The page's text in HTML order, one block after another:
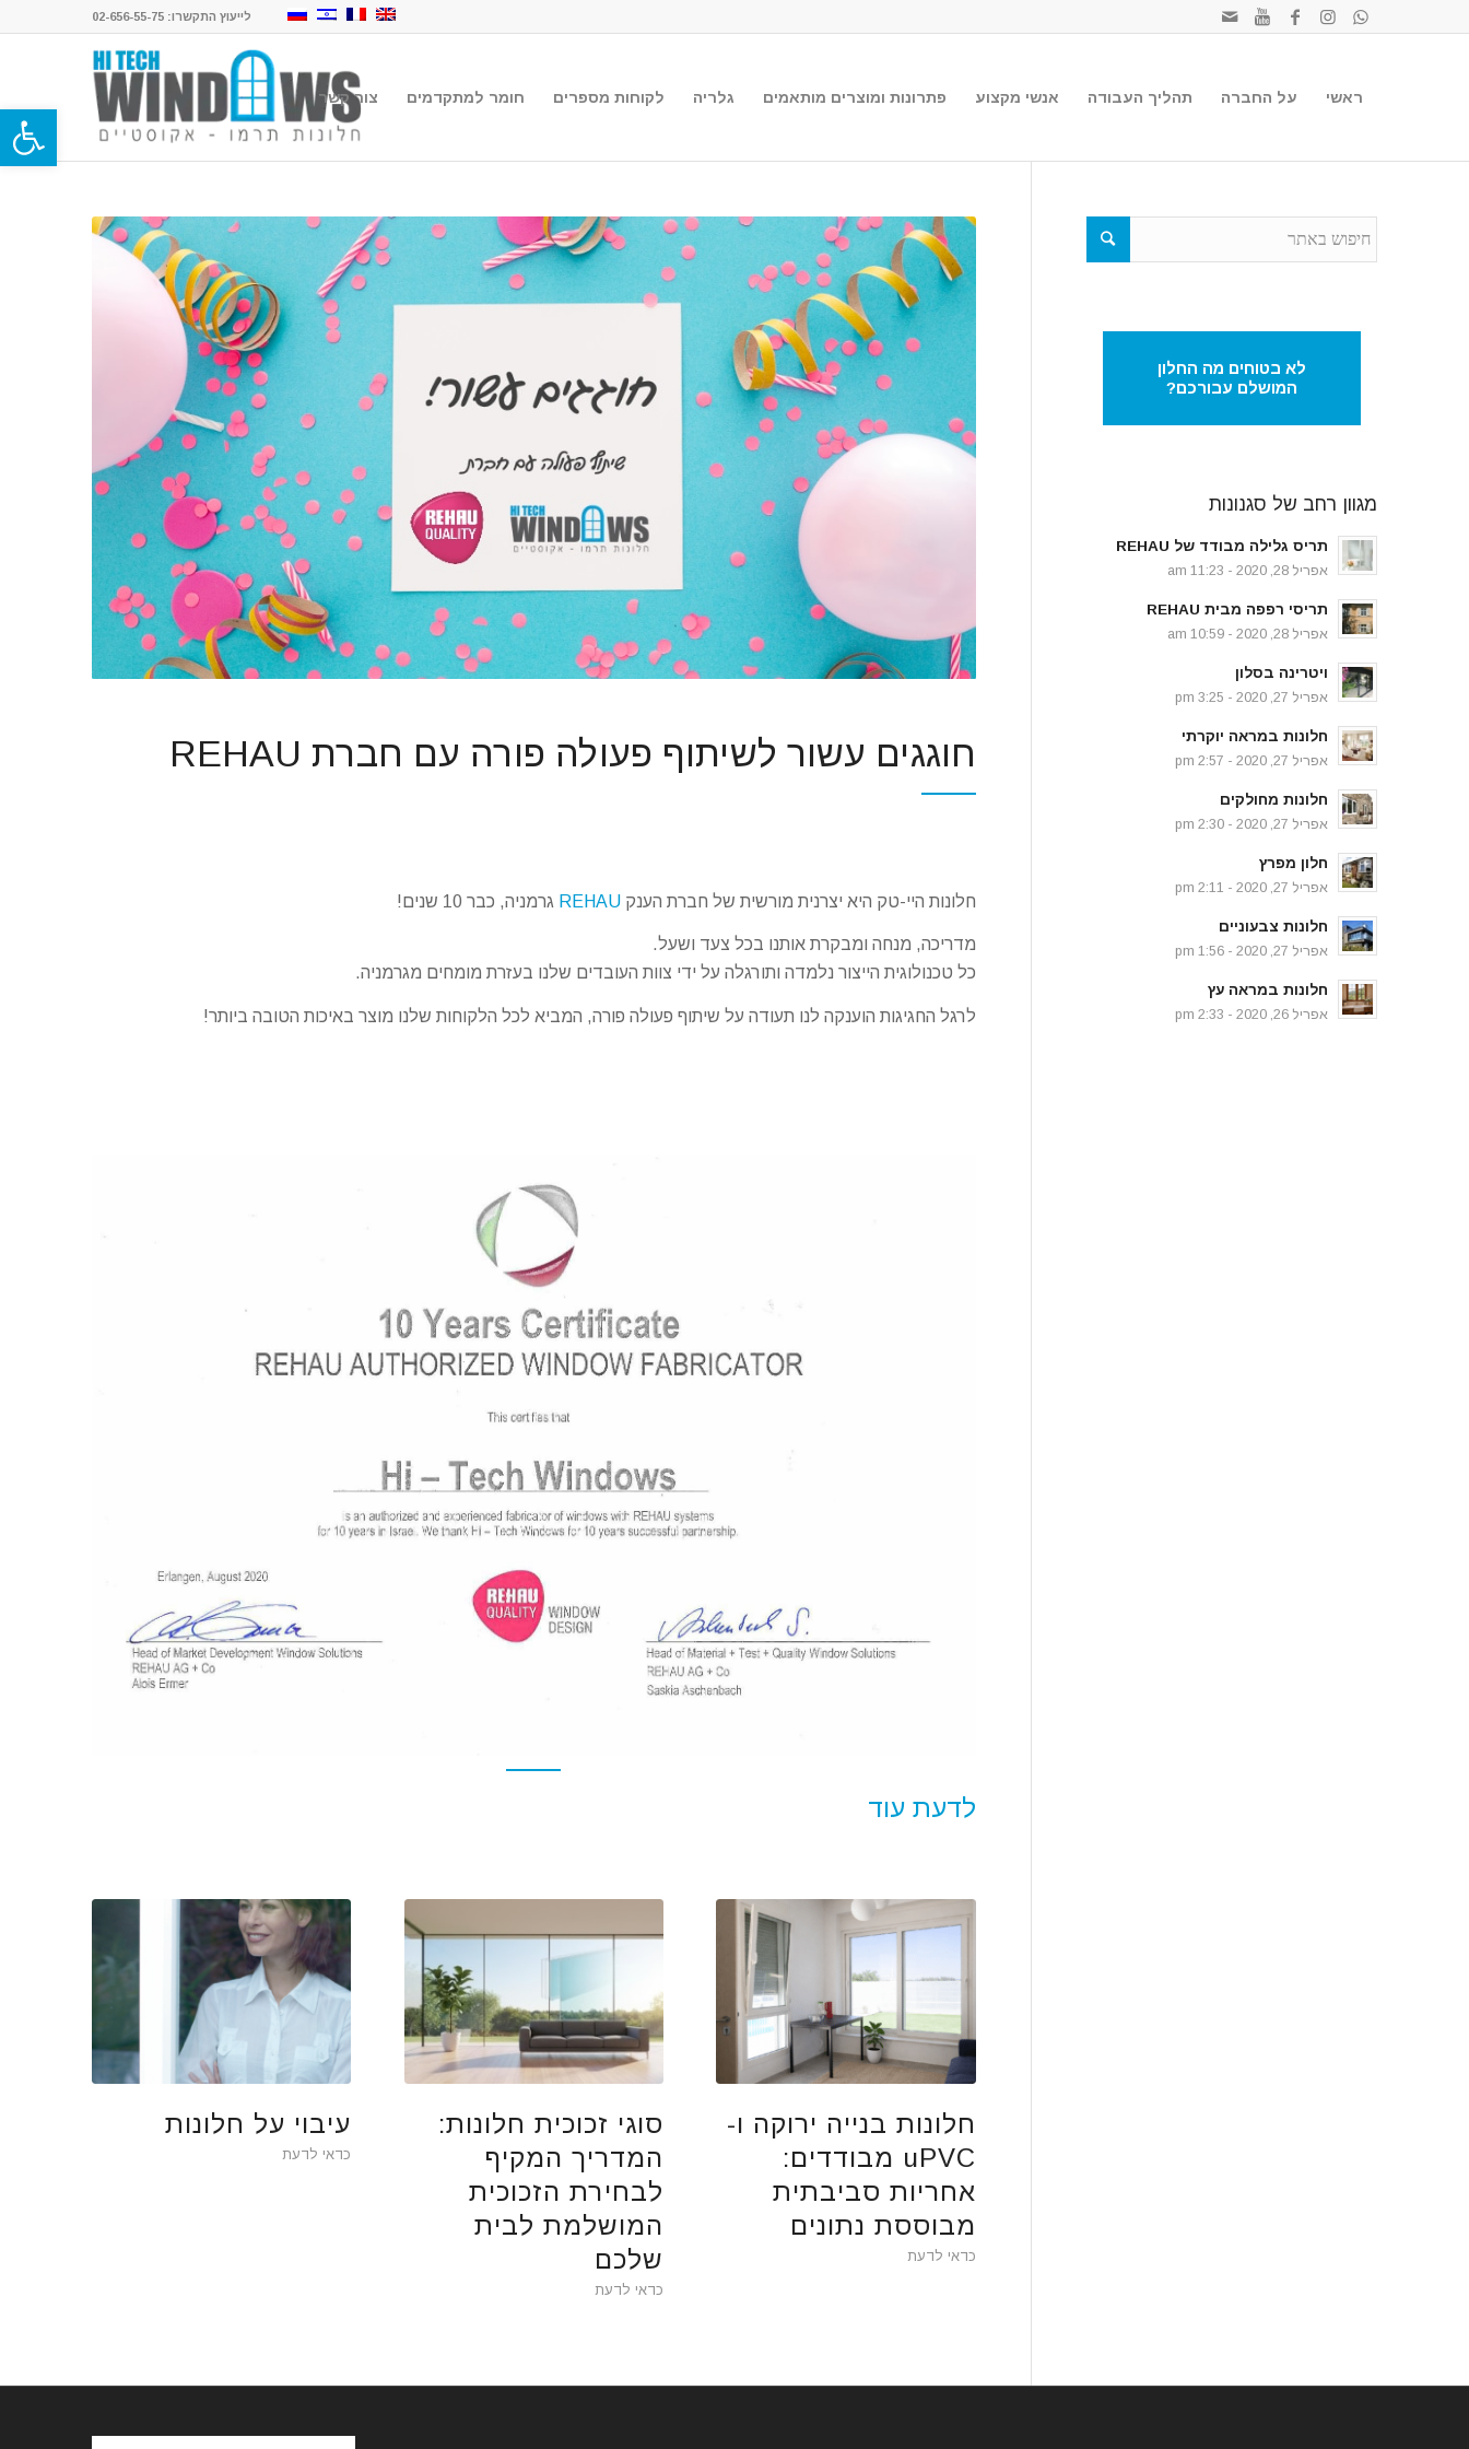
פתח
לייעוץ התקשרו: 02-656-55-75
ראשי על החברה תהליך העבודה אנשי מקצוע פתרונות ומוצרים מותאמים גלריה לקוחות מספרים חומר למתקדמים צור קשר
חוגגים עשור לשיתוף פעולה פורה עם חברת REHAU
חלונות היי-טק היא יצרנית מורשית של חברת הענקREHAU גרמניה, כבר 10 שנים!
מדריכה, מנחה ומבקרת אותנו בכל צעד ושעל.
כל טכנולוגית הייצור נלמדה ותורגלה על ידי צוות העובדים שלנו בעזרת מומחים מגרמניה.
לרגל החגיגות הוענקה לנו תעודה על שיתוף פעולה פורה, המביא לכל הלקוחות שלנו מוצר באיכות הטובה ביותר!
לדעת עוד
חלונות בנייה ירוקה ו-
uPVC מבודדים:
אחריות סביבתית
מבוססת נתונים
כדאי לדעת
סוגי זכוכית חלונות:
המדריך המקיף
לבחירת הזכוכית
המושלמת לבית
שלכם
כדאי לדעת
עיבוי על חלונות
כדאי לדעת
לא בטוחים מה החלון
המושלם עבורכם?
מגוון רחב של סגנונות
תריס גלילה מבודד של REHAU
אפריל 28, 2020 - 11:23 am
תריסי רפפה מבית REHAU
אפריל 28, 2020 - 10:59 am
ויטרינה בסלון
אפריל 27, 2020 - 3:25 pm
חלונות במראה יוקרתי
אפריל 27, 2020 - 2:57 pm
חלונות מחולקים
אפריל 27, 2020 - 2:30 pm
חלון מפרץ
אפריל 27, 2020 - 2:11 pm
חלונות צבעוניים
אפריל 27, 2020 - 1:56 pm
חלונות במראה עץ
אפריל 26, 2020 - 2:33 pm